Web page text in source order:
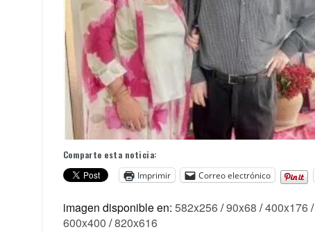
Comparte esta noticia:
Imprimir
Correo electrónico
imagen disponible en: 582x256/90x68 /400x176/
600x400 /820x616